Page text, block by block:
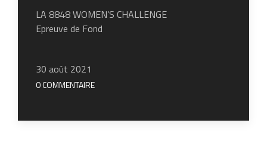
LA 8848 WOMEN’S CHALLENGE
Epreuve de Fond
30 août 2021
0 COMMENTAIRE